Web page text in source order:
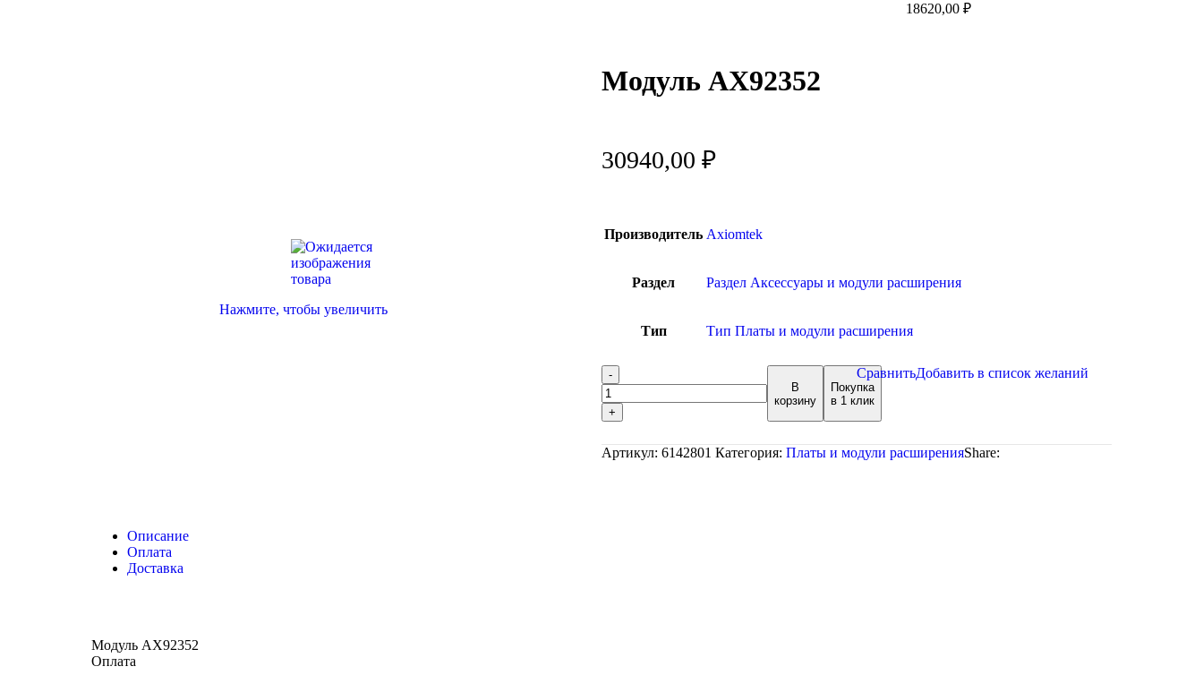
18620,00₽
Нажмите, чтобы увеличить
Модуль AX92352
30940,00 ₽
Производитель Axiomtek
Раздел Раздел Аксессуары и модули расширения
Тип Тип Платы и модули расширения
В
корзину
Покупка
в 1 клик
СравнитьДобавить в список желаний
Артикул: 6142801 Категория: Платы и модули расширенияShare:
Описание
Оплата
Доставка
Модуль AX92352
Оплата